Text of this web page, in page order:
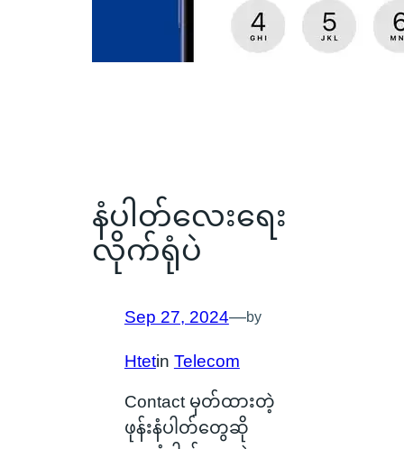
နံပါတ်လေးရေး
လိုက်ရုံပဲ
Sep 27, 2024—by
Htetin Telecom
Contact မှတ်ထားတဲ့
ဖုန်းနံပါတ်တွေဆို